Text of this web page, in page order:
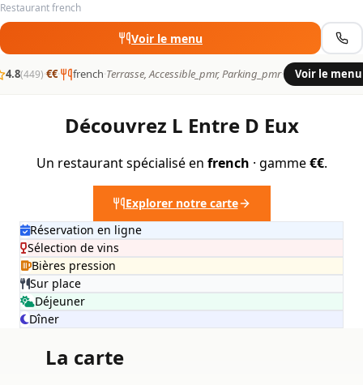
Restaurant french
Voir le menu
4.8(449)·€€· french·Terrasse, Accessible_pmr, Parking_pmr· Voir le menu
Découvrez L Entre D Eux
Un restaurant spécialisé en french · gamme€€.
Explorer notre carte
Réservation en ligne
Sélection de vins
Bières pression
Sur place
Déjeuner
Dîner
La carte